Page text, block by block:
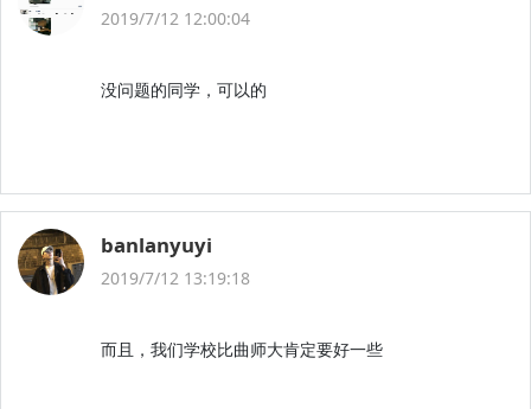
2019/7/12 12:00:04
没问题的同学，可以的
banlanyuyi
2019/7/12 13:19:18
而且，我们学校比曲师大肯定要好一些